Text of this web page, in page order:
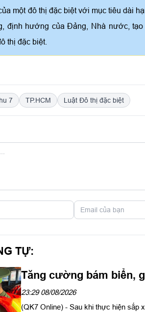
một đô thị đặc biệt với mục tiêu dài
định hướng của Đảng, Nhà nước,
thị đặc biệt.
7 TP.HCM Luật Đô thị đặc biệt
TỰ:
Tăng cường bám biển,
23:29 08/08/2026
(QK7 Online) - Sau khi thực hiện sắp